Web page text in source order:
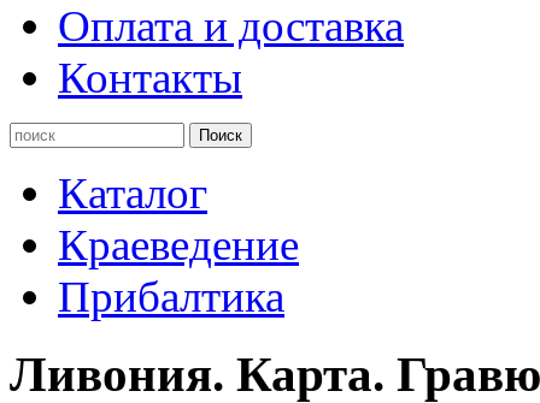
Оплата и доставка
Контакты
Каталог
Краеведение
Прибалтика
Ливония. Карта.